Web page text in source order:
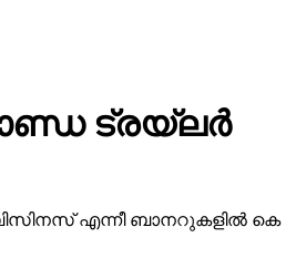
ട്രയ്ലർ
എന്നീ ബാനറുകളിൽ കെ